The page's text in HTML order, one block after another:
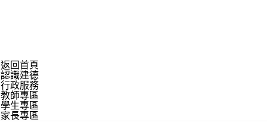
返回首頁
認識建德
行政服務
教師專區
學生專區
家長專區